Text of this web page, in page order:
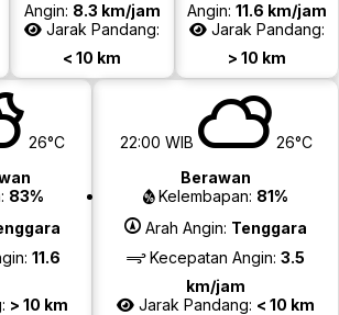
Angin: 8.3 km/jam
Jarak Pandang:
< 10 km
Angin: 11.6 km/jam
Jarak Pandang:
> 10 km
26°C
83%
11.6
> 10 km
22:00 WIB
26°C
Berawan
Kelembapan: 81%
Arah Angin: Tenggara
Kecepatan Angin: 3.5
km/jam
Jarak Pandang: < 10 km